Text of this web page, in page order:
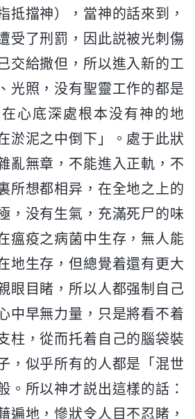
抵擋神），當神的話來到，
受了刑罰，因此説被光刺傷
交給撒但，所以進入新的工
光照，没有聖靈工作的都是
心底深處根本没有神的地
淤泥之中倒下」。處于此狀
亂無章，不能進入正軌，不
所想都相异，在全地之上的
，没有生氣，充滿死尸的味
瘟疫之病菌中生存，無人能
地生存，但總覺着還有更大
眼目睹，所以人都强制自己
中早無力量，只是將看不着
柱，從而托着自己的腦袋裝
，似乎所有的人都是「混世
。所以神才説出這樣的話：
遍地，慘狀令人目不忍睹，